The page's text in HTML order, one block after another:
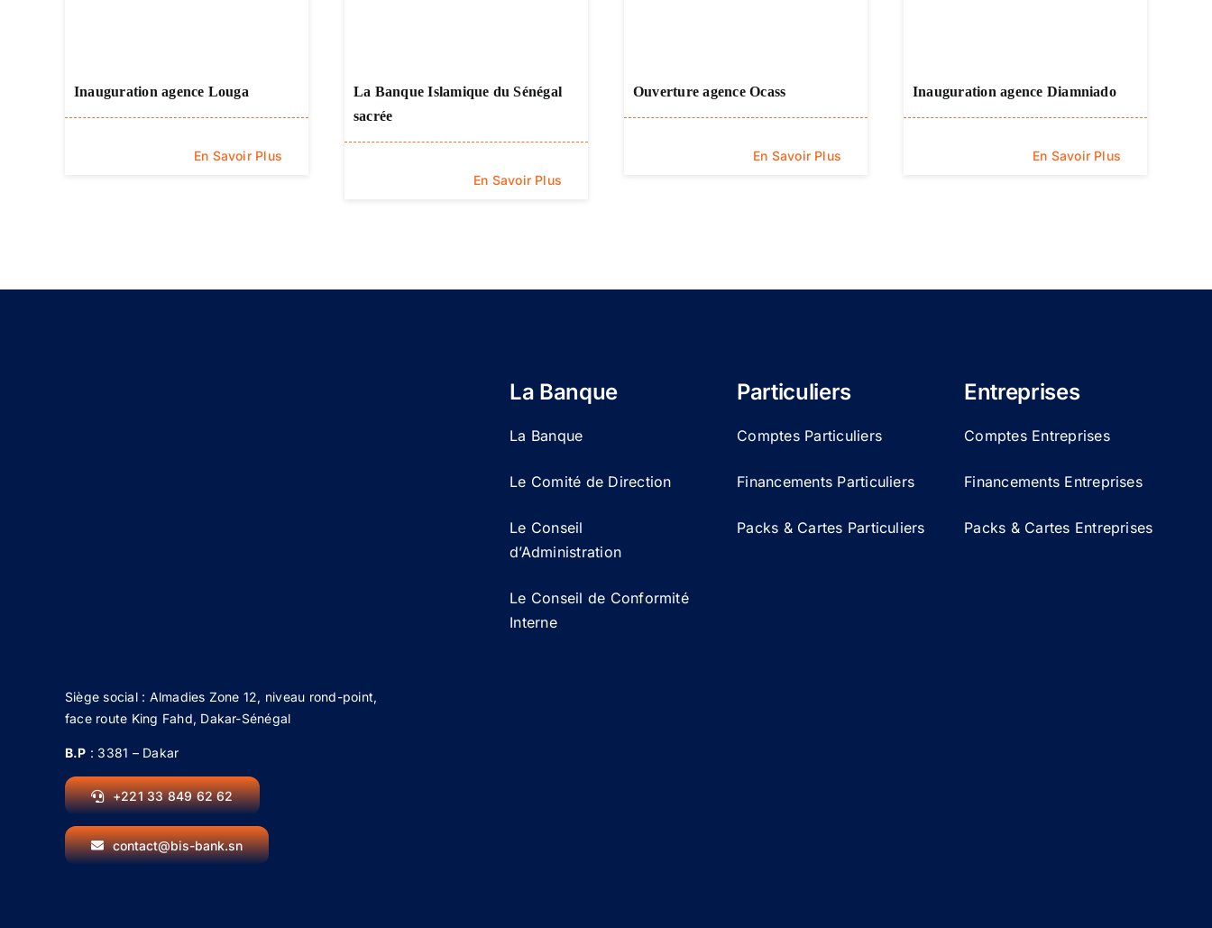
Inauguration agence Louga
En Savoir Plus
La Banque Islamique du Sénégal
sacrée
En Savoir Plus
Ouverture agence Ocass
En Savoir Plus
Inauguration agence Diamniado
En Savoir Plus
Siège social : Almadies Zone 12, niveau rond-point,
face route King Fahd, Dakar-Sénégal
B.P : 3381 – Dakar
+221 33 849 62 62
contact@bis-bank.sn
La Banque
La Banque
Le Comité de Direction
Le Conseil
d’Administration
Le Conseil de Conformité
Interne
Particuliers
Comptes Particuliers
Financements Particuliers
Packs & Cartes Particuliers
Entreprises
Comptes Entreprises
Financements Entreprises
Packs & Cartes Entreprises